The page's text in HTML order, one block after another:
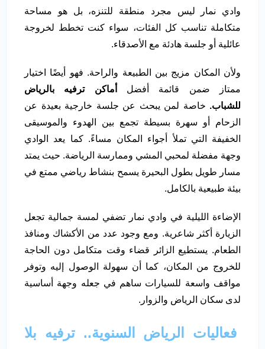
وادي نمار ليس مجرد منطقة للتنزه، بل هو مساحة
متكاملة تناسب كل الفئات، سواء كنت تخطط لخروجة
عائلية أو جلسة هادئة مع الأصدقاء.
ولأن المكان مزيج بين الطبيعة والراحة. فهو أيضًا اختيار
ممتاز ضمن قائمة أفضل
أماكن ترفيه بالرياض
للشباب. خاصة لمن يبحث عن جلسة خارجية بعيدة عن
الزحام أو سهرة بسيطة تجمع بين الهدوء والموسيقى
الخفيفة التي تملأ أجواء المكان مساءً. كما يعد الوادي
وجهة مفضلة لمحبي المشي وممارسة الرياضة. حيث يمتد
مسار طويل بطول البحيرة يسمح بنشاط رياضي ممتع في
بيئة طبيعية بالكامل.
الإضاءة الليلية في وادي نمار تضفي لمسة جمالية تجعل
الزيارة أكثر شاعرية. ومع وجود عدد من الأكشاك ومنافذ
الطعام. يستطيع الزائر قضاء وقت متكامل دون الحاجة
للخروج من المكان، كما أن سهولة الوصول إليه وتوفر
مواقف واسعة للسيارات ساهم في جعله وجهة أساسية
لدى سكان الرياض والزوار.
فعاليات الرياض السنوية.. ترفيه بلا